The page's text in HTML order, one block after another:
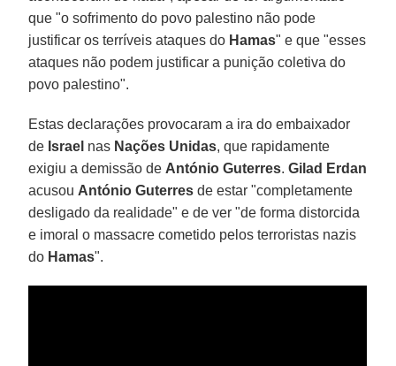
que "o sofrimento do povo palestino não pode
justificar os terríveis ataques do Hamas" e que "esses
ataques não podem justificar a punição coletiva do
povo palestino".
Estas declarações provocaram a ira do embaixador
de Israel nas Nações Unidas, que rapidamente
exigiu a demissão de António Guterres. Gilad Erdan
acusou António Guterres de estar "completamente
desligado da realidade" e de ver "de forma distorcida
e imoral o massacre cometido pelos terroristas nazis
do Hamas".